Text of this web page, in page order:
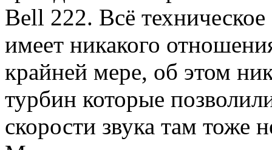
Bell 222. Всё
имеет никакого
крайней мере, об этом
турбин которые
скорости звука там тоже